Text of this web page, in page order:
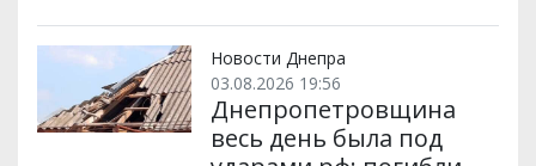
Новости Днепра
03.08.2026 19:56
Днепропетровщина
весь день была под